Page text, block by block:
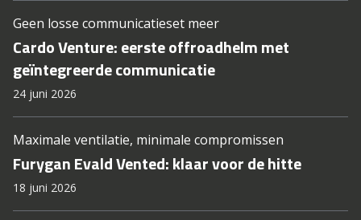
Geen losse communicatieset meer
Cardo Venture: eerste offroadhelm met
geïntegreerde communicatie
24 juni 2026
Maximale ventilatie, minimale compromissen
Furygan Evald Vented: klaar voor de hitte
18 juni 2026